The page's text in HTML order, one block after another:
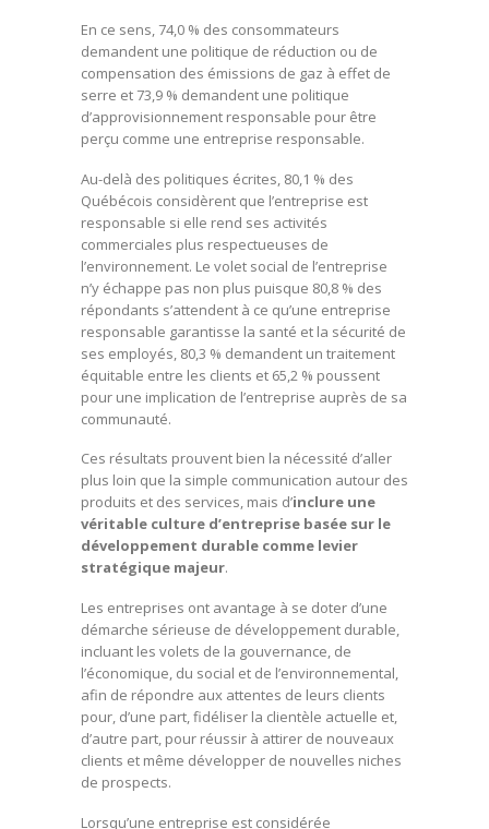
En ce sens, 74,0 % des consommateurs
demandent une politique de réduction ou de
compensation des émissions de gaz à effet de
serre et 73,9 % demandent une politique
d’approvisionnement responsable pour être
perçu comme une entreprise responsable.
Au-delà des politiques écrites, 80,1 % des
Québécois considèrent que l’entreprise est
responsable si elle rend ses activités
commerciales plus respectueuses de
l’environnement. Le volet social de l’entreprise
n’y échappe pas non plus puisque 80,8 % des
répondants s’attendent à ce qu’une entreprise
responsable garantisse la santé et la sécurité de
ses employés, 80,3 % demandent un traitement
équitable entre les clients et 65,2 % poussent
pour une implication de l’entreprise auprès de sa
communauté.
Ces résultats prouvent bien la nécessité d’aller
plus loin que la simple communication autour des
produits et des services, mais d’inclure une
véritable culture d’entreprise basée sur le
développement durable comme levier
stratégique majeur.
Les entreprises ont avantage à se doter d’une
démarche sérieuse de développement durable,
incluant les volets de la gouvernance, de
l’économique, du social et de l’environnemental,
afin de répondre aux attentes de leurs clients
pour, d’une part, fidéliser la clientèle actuelle et,
d’autre part, pour réussir à attirer de nouveaux
clients et même développer de nouvelles niches
de prospects.
Lorsqu’une entreprise est considérée